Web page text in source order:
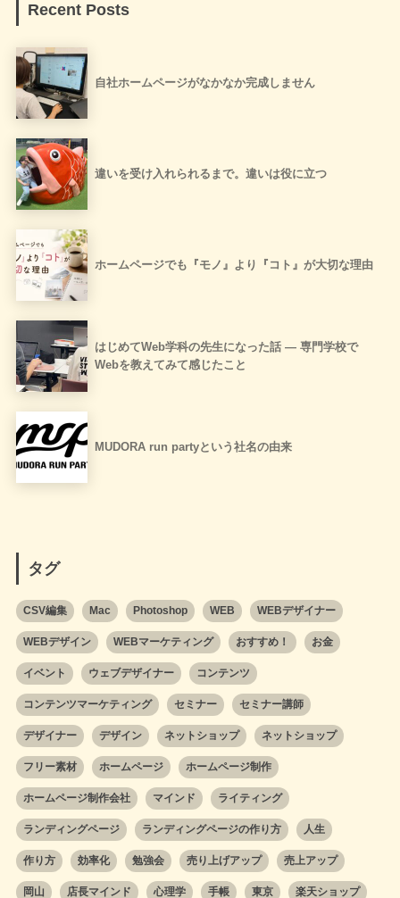
Recent Posts
自社ホームページがなかなか完成しません
違いを受け入れられるまで。違いは役に立つ
ホームページでも『モノ』より『コト』が大切な理由
はじめてWeb学科の先生になった話 ― 専門学校で
Webを教えてみて感じたこと
MUDORA run partyという社名の由来
タグ
CSV編集 Mac Photoshop WEB WEBデザイナー
WEBデザイン WEBマーケティング おすすめ！ お金
イベント ウェブデザイナー コンテンツ
コンテンツマーケティング セミナー セミナー講師
デザイナー デザイン ネットショップ ネットショップ
フリー素材 ホームページ ホームページ制作
ホームページ制作会社 マインド ライティング
ランディングページ ランディングページの作り方 人生
作り方 効率化 勉強会 売り上げアップ 売上アップ
岡山 店長マインド 心理学 手帳 東京 楽天ショップ